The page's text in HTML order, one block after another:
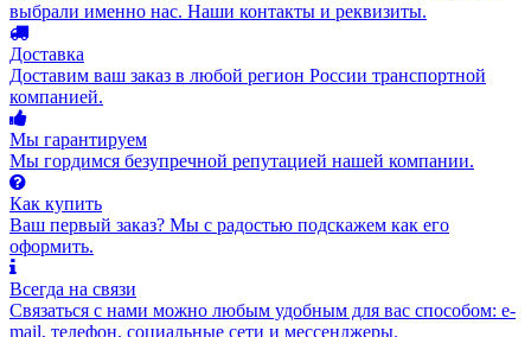
выбрали именно нас. Наши контакты и реквизиты.
Доставка
Доставим ваш заказ в любой регион России транспортной
компанией.
Мы гарантируем
Мы гордимся безупречной репутацией нашей компании.
Как купить
Ваш первый заказ? Мы с радостью подскажем как его
оформить.
Всегда на связи
Связаться с нами можно любым удобным для вас способом: e-
mail, телефон, социальные сети и мессенджеры.